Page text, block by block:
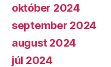
október 2024
september 2024
august 2024
júl 2024